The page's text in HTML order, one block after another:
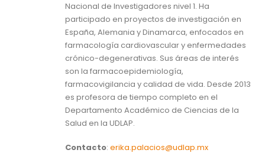
Nacional de Investigadores nivel 1. Ha
participado en proyectos de investigación en
España, Alemania y Dinamarca, enfocados en
farmacología cardiovascular y enfermedades
crónico-degenerativas. Sus áreas de interés
son la farmacoepidemiología,
farmacovigilancia y calidad de vida. Desde 2013
es profesora de tiempo completo en el
Departamento Académico de Ciencias de la
Salud en la UDLAP.
Contacto: erika.palacios@udlap.mx